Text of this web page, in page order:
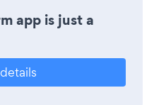
app is just a